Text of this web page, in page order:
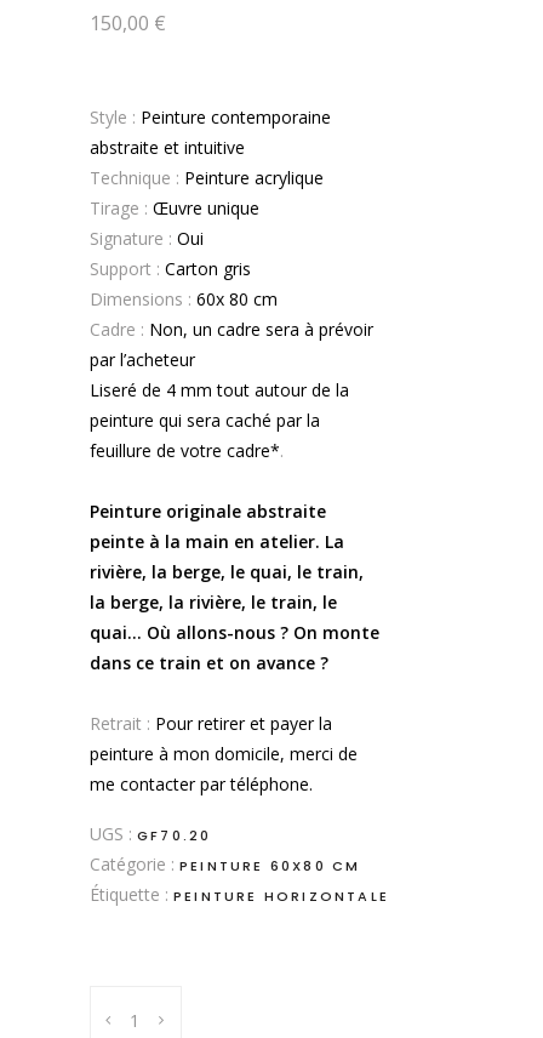
150,00 €
Style : Peinture contemporaine
abstraite et intuitive
Technique : Peinture acrylique
Tirage : Œuvre unique
Signature : Oui
Support : Carton gris
Dimensions : 60x 80 cm
Cadre : Non, un cadre sera à prévoir
par l’acheteur
Liseré de 4 mm tout autour de la
peinture qui sera caché par la
feuillure de votre cadre*.
Peinture originale abstraite
peinte à la main en atelier. La
rivière, la berge, le quai, le train,
la berge, la rivière, le train, le
quai… Où allons-nous ? On monte
dans ce train et on avance ?
Retrait : Pour retirer et payer la
peinture à mon domicile, merci de
me contacter par téléphone.
UGS : GF70.20
Catégorie : PEINTURE 60X80 CM
Étiquette : PEINTURE HORIZONTALE
la